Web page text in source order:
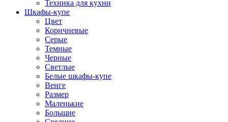
Техника для кухни
Шкафы-купе
Цвет
Коричневые
Серые
Темные
Черные
Светлые
Белые шкафы-купе
Венге
Размер
Маленькие
Большие